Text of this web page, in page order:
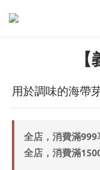
用於調味的海帶
全店，消費滿999
全店，消費滿